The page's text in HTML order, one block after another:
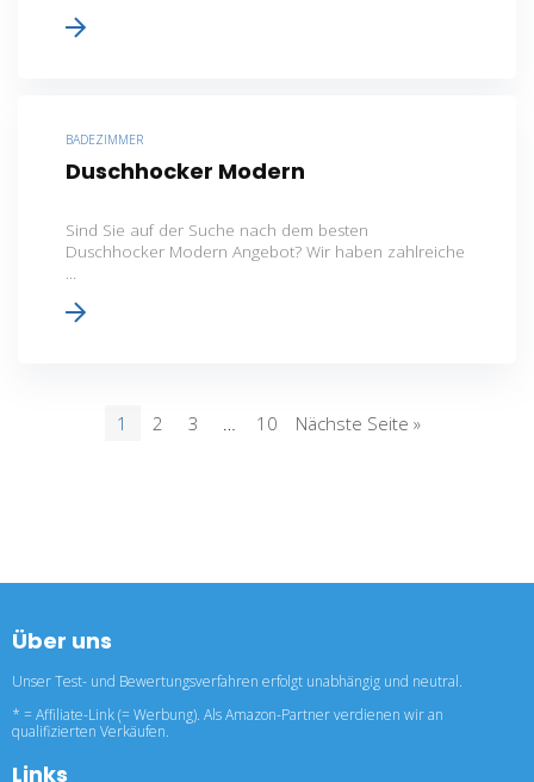
BADEZIMMER
Duschhocker Modern
Sind Sie auf der Suche nach dem besten
Duschhocker Modern Angebot? Wir haben zahlreiche
...
1 2 3 10 Nächste Seite »
Über uns
Unser Test- und Bewertungsverfahren erfolgt unabhängig und neutral.
* = Affiliate-Link (= Werbung). Als Amazon-Partner verdienen wir an
qualifizierten Verkäufen.
Links